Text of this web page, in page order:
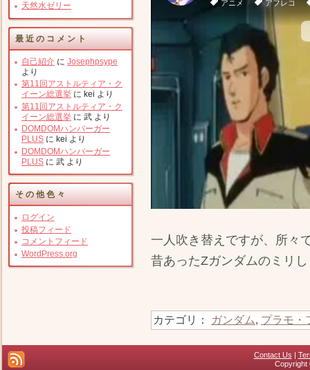
天然水ゼリー
最近のコメント
自己紹介 に Josephpsype
より
第11回アストルティア・ク
イーン総選挙 に kei より
第11回アストルティア・ク
イーン総選挙 に 武 より
DOMDOMハンバーガー
PLUS に kei より
DOMDOMハンバーガー
PLUS に 武 より
その他色々
ログイン
投稿フィード
コメントフィード
WordPress.org
一人吹き替えですが、所々
昔あったZガンダムのミリ
カテゴリ： ガンダム, プラモ・
Contact Us |
Copyright